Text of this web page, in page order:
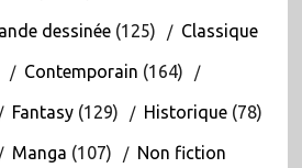
dessinée(125) Classique
Contemporain (164)
Fantasy(129) Historique(78)
Manga (107) Non fiction